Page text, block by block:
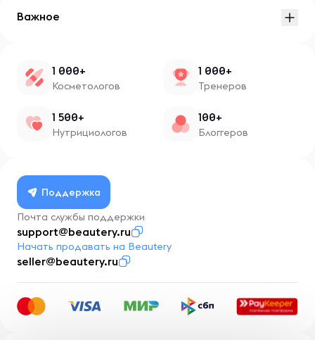
Важное
1 000+
Косметологов
1 000+
Тренеров
1 500+
Нутрициологов
100+
Блоггеров
Поддержка
Почта службы поддержки
support@beautery.ru
Начать продавать на Beautery
seller@beautery.ru